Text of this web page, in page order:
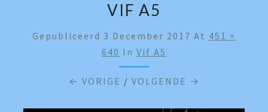
VIF A5
Gepubliceerd 3 December 2017 At 451 ×
640 In Vif A5
← VORIGE / VOLGENDE →